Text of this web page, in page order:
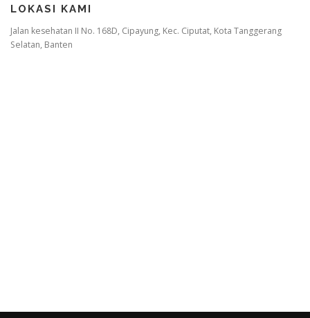
LOKASI KAMI
Jalan kesehatan II No. 168D, Cipayung, Kec. Ciputat, Kota Tanggerang
Selatan, Banten